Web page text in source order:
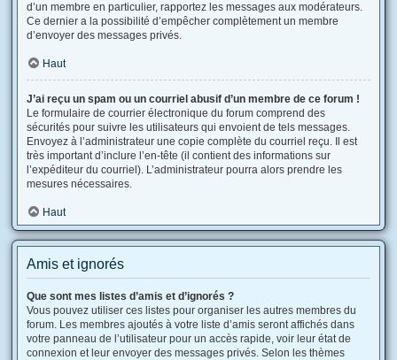
d’un membre en particulier, rapportez les messages aux modérateurs.
Ce dernier a la possibilité d’empêcher complètement un membre
d’envoyer des messages privés.
Haut
J’ai reçu un spam ou un courriel abusif d’un membre de ce forum !
Le formulaire de courrier électronique du forum comprend des
sécurités pour suivre les utilisateurs qui envoient de tels messages.
Envoyez à l’administrateur une copie complète du courriel reçu. Il est
très important d’inclure l’en-tête (il contient des informations sur
l’expéditeur du courriel). L’administrateur pourra alors prendre les
mesures nécessaires.
Haut
Amis et ignorés
Que sont mes listes d’amis et d’ignorés ?
Vous pouvez utiliser ces listes pour organiser les autres membres du
forum. Les membres ajoutés à votre liste d’amis seront affichés dans
votre panneau de l’utilisateur pour un accès rapide, voir leur état de
connexion et leur envoyer des messages privés. Selon les thèmes